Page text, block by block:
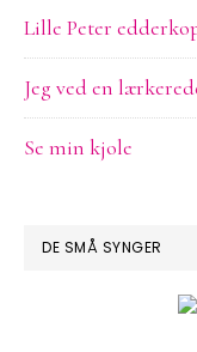
Lille Peter
Jeg ved en
Se min kjole
DE SMÅ SYNGER